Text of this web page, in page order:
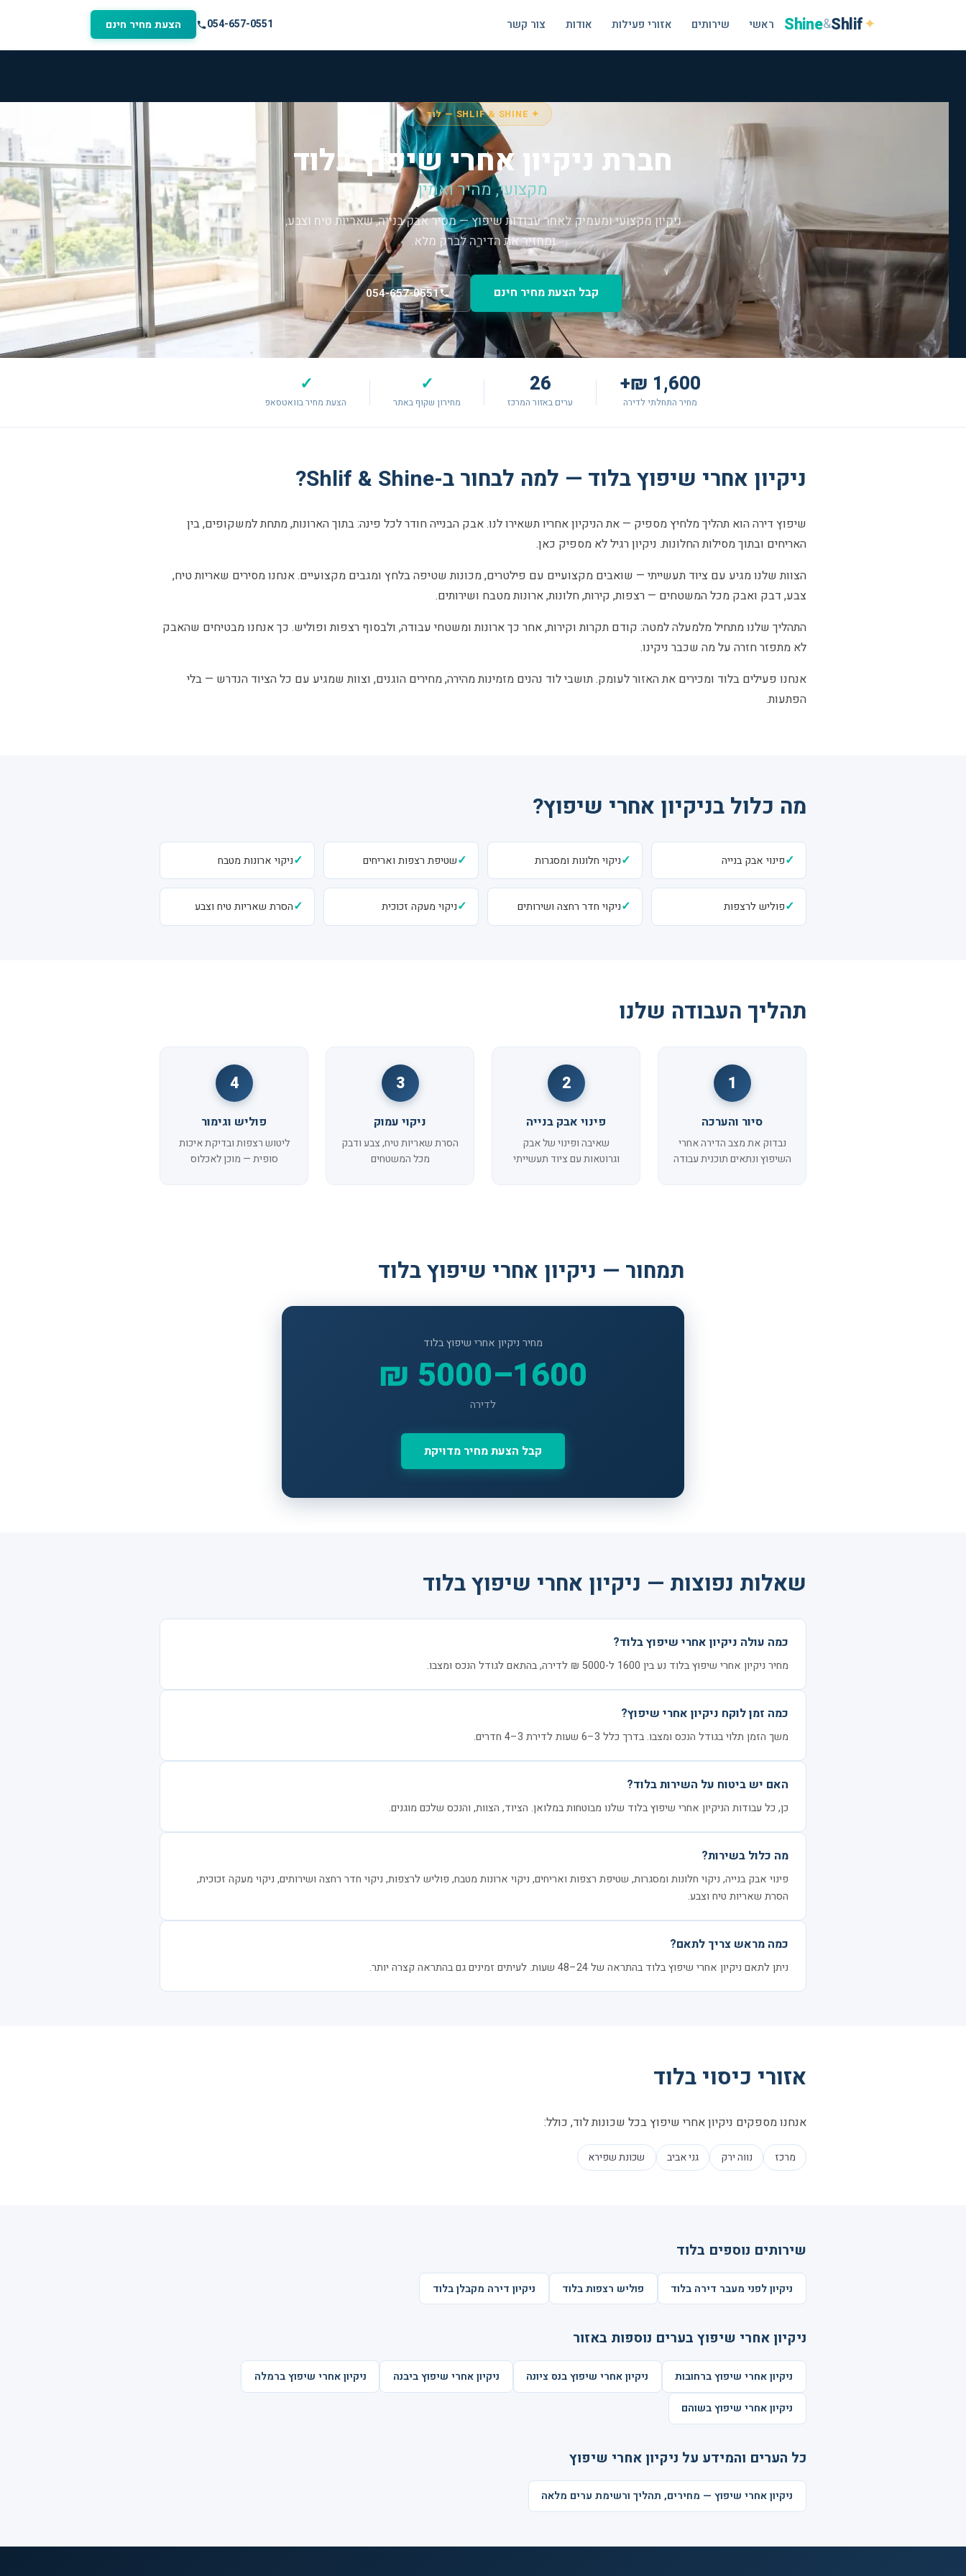
✦
Shlif
&
Shine ראשי שירותים אזורי פעילות אודות צור קשר 054-657-0551 הצעת מחיר חינם
✦ SHLIF & SHINE — לוד
חברת ניקיון אחרי שיפוץ בלוד
מקצועי, מהיר ואמין
ניקיון מקצועי ומעמיק לאחר עבודות שיפוץ — מסיר אבק בנייה, שאריות טיח וצבע,
ומחזיר את הדירה לברק מלא.
קבל הצעת מחיר חינם 054-657-0551
1,600 ₪+
מחיר התחלתי לדירה
26
ערים באזור המרכז
✓
מחירון שקוף באתר
✓
הצעת מחיר בוואטסאפ
ניקיון אחרי שיפוץ בלוד — למה לבחור ב-Shlif & Shine?
שיפוץ דירה הוא תהליך מלחיץ מספיק — את הניקיון אחריו תשאירו לנו. אבק הבנייה חודר לכל פינה: בתוך הארונות, מתחת למשקופים, בין
האריחים ובתוך מסילות החלונות. ניקיון רגיל לא מספיק כאן.
הצוות שלנו מגיע עם ציוד תעשייתי — שואבים מקצועיים עם פילטרים, מכונות שטיפה בלחץ ומגבים מקצועיים. אנחנו מסירים שאריות טיח,
צבע, דבק ואבק מכל המשטחים — רצפות, קירות, חלונות, ארונות מטבח ושירותים.
התהליך שלנו מתחיל מלמעלה למטה: קודם תקרות וקירות, אחר כך ארונות ומשטחי עבודה, ולבסוף רצפות ופוליש. כך אנחנו מבטיחים שהאבק
לא מתפזר חזרה על מה שכבר ניקינו.
אנחנו פעילים בלוד ומכירים את האזור לעומק. תושבי לוד נהנים מזמינות מהירה, מחירים הוגנים, וצוות שמגיע עם כל הציוד הנדרש — בלי
הפתעות.
מה כלול בניקיון אחרי שיפוץ?
✓פינוי אבק בנייה ✓ניקוי חלונות ומסגרות ✓שטיפת רצפות ואריחים ✓ניקוי ארונות מטבח
✓פוליש לרצפות ✓ניקוי חדר רחצה ושירותים ✓ניקוי מעקה זכוכית ✓הסרת שאריות טיח וצבע
תהליך העבודה שלנו
1
סיור והערכה
נבדוק את מצב הדירה אחרי
השיפוץ ונתאים תוכנית עבודה
2
פינוי אבק בנייה
שאיבה ופינוי של אבק
וגרוטאות עם ציוד תעשייתי
3
ניקוי עמוק
הסרת שאריות טיח, צבע ודבק
מכל המשטחים
4
פוליש וגימור
ליטוש רצפות ובדיקת איכות
סופית — מוכן לאכלוס
תמחור — ניקיון אחרי שיפוץ בלוד
מחיר ניקיון אחרי שיפוץ בלוד
1600–5000 ₪
לדירה
קבל הצעת מחיר מדויקת
שאלות נפוצות — ניקיון אחרי שיפוץ בלוד
כמה עולה ניקיון אחרי שיפוץ בלוד?
מחיר ניקיון אחרי שיפוץ בלוד נע בין 1600 ל-5000 ₪ לדירה, בהתאם לגודל הנכס ומצבו.
כמה זמן לוקח ניקיון אחרי שיפוץ?
משך הזמן תלוי בגודל הנכס ומצבו. בדרך כלל 3–6 שעות לדירת 3–4 חדרים.
האם יש ביטוח על השירות בלוד?
כן, כל עבודות הניקיון אחרי שיפוץ בלוד שלנו מבוטחות במלואן. הציוד, הצוות, והנכס שלכם מוגנים.
מה כלול בשירות?
פינוי אבק בנייה, ניקוי חלונות ומסגרות, שטיפת רצפות ואריחים, ניקוי ארונות מטבח, פוליש לרצפות, ניקוי חדר רחצה ושירותים, ניקוי מעקה זכוכית,
הסרת שאריות טיח וצבע.
כמה מראש צריך לתאם?
ניתן לתאם ניקיון אחרי שיפוץ בלוד בהתראה של 24–48 שעות. לעיתים זמינים גם בהתראה קצרה יותר.
אזורי כיסוי בלוד
אנחנו מספקים ניקיון אחרי שיפוץ בכל שכונות לוד, כולל:
מרכז נווה ירק גני אביב שכונת שפירא
שירותים נוספים בלוד
ניקיון לפני מעבר דירה בלוד פוליש רצפות בלוד ניקיון דירה מקבלן בלוד
ניקיון אחרי שיפוץ בערים נוספות באזור
ניקיון אחרי שיפוץ ברחובות ניקיון אחרי שיפוץ בנס ציונה ניקיון אחרי שיפוץ ביבנה ניקיון אחרי שיפוץ ברמלה
ניקיון אחרי שיפוץ בשוהם
כל הערים והמידע על ניקיון אחרי שיפוץ
ניקיון אחרי שיפוץ — מחירים, תהליך ורשימת ערים מלאה